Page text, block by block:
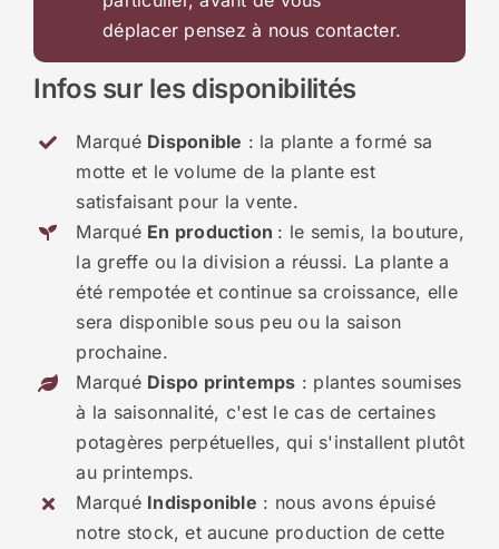
déplacer pensez à nous contacter.
Infos sur les disponibilités
Marqué Disponible : la plante a formé sa
motte et le volume de la plante est
satisfaisant pour la vente.
Marqué En production : le semis, la bouture,
la greffe ou la division a réussi. La plante a
été rempotée et continue sa croissance, elle
sera disponible sous peu ou la saison
prochaine.
Marqué Dispo printemps : plantes soumises
à la saisonnalité, c'est le cas de certaines
potagères perpétuelles, qui s'installent plutôt
au printemps.
Marqué Indisponible : nous avons épuisé
notre stock, et aucune production de cette